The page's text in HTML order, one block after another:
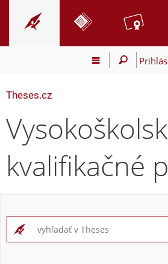
Theses.cz
kvalifikačné